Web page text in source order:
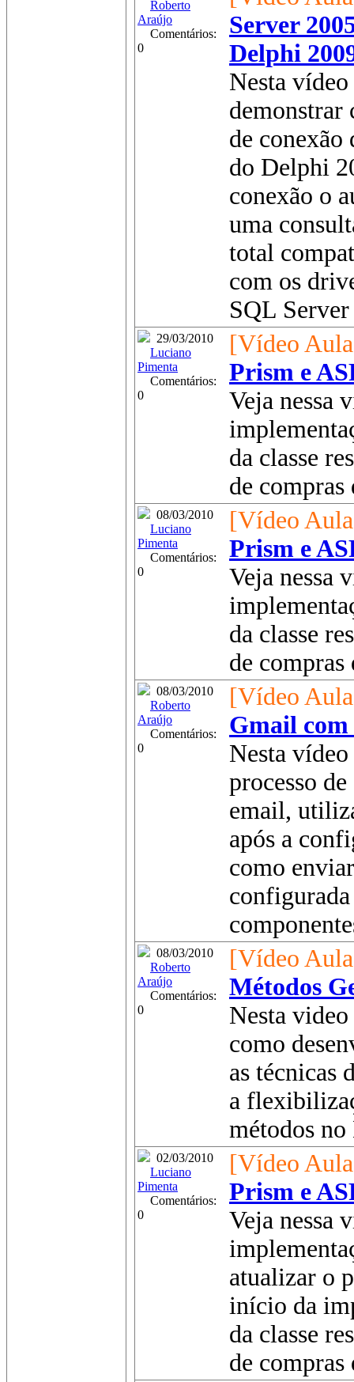
Roberto
Araújo
Comentários:
0
Server
Delphi
Nesta
demonstrar
de conexão
do Delphi
conexão o
uma
total
com os
SQL
29/03/2010
Luciano
Pimenta
Comentários:
0
[Vídeo
Prism e
Veja nessa
da classe
de
08/03/2010
Luciano
Pimenta
Comentários:
0
[Vídeo
Prism e
Veja nessa
da classe
de
08/03/2010
Roberto
Araújo
Comentários:
0
[Vídeo
Gmail
Nesta
processo
email,
após a
como
08/03/2010
Roberto
Araújo
Comentários:
0
[Vídeo
Métodos
Nesta
como
as técnicas
a
métodos
02/03/2010
Luciano
Pimenta
Comentários:
0
[Vídeo
Prism e
Veja nessa
atualizar o
início da
da classe
de